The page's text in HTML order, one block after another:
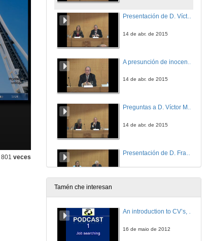
801 veces
Presentación de D. Víctor Moreno Catena
14 de abr. de 2015
14 de abr. de 2015
Preguntas a D. Víctor Moreno Catena
14 de abr. de 2015
A última reforma penal: cuestións polémicas
Tamén che interesan
An introduction to CV’s, letters, and job searching
16 de maio de 2012